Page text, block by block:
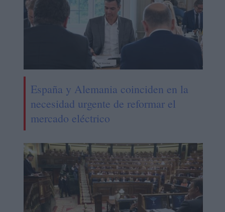
España y Alemania coinciden en la
necesidad urgente de reformar el
mercado eléctrico